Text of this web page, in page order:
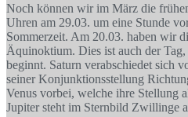
Noch können wir im März die
Uhren am 29.03. um eine Stunde
Sommerzeit. Am 20.03. haben wir
Äquinoktium. Dies ist auch der
beginnt. Saturn verabschiedet sich
seiner Konjunktionsstellung
Venus vorbei, welche ihre Stellung
Jupiter steht im Sternbild Zwillinge